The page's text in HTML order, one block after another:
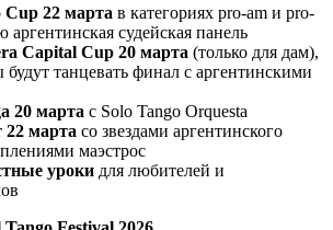
22 марта в категориях pro-am и pro-
аргентинская судейская панель
Capital Cup 20 марта (только для дам),
будут танцевать финал с аргентинскими
20 марта c Solo Tango Orquesta
22 марта со звездами аргентинского
маэстрос
уроки для любителей и